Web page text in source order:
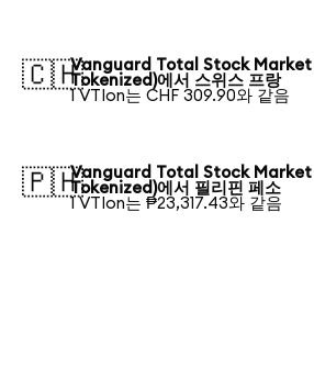
🇨🇭Vanguard Total Stock Market
Tokenized)에서 스위스 프랑
1 VTIon는 CHF 309.90와 같음
🇵🇭Vanguard Total Stock Market
Tokenized)에서 필리핀 페소
1 VTIon는 ₱23,317.43와 같음